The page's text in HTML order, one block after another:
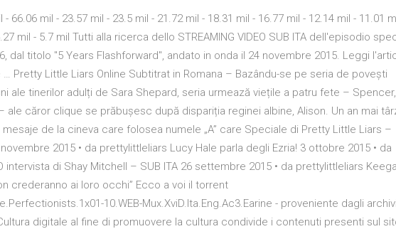
- 66.06 mil - 23.57 mil - 23.5 mil - 21.72 mil - 18.31 mil - 16.77 mil - 12.14 mil - 11.01
mil - 5.7 mil Tutti alla ricerca dello STREAMING VIDEO SUB ITA dell'episodio
dal titolo "5 Years Flashforward", andato in onda il 24 novembre 2015. Leggi
Pretty Little Liars Online Subtitrat in Romana – Bazându-se pe seria de povești
ale tinerilor adulți de Sara Shepard, seria urmează viețile a patru fete – Spencer,
ale căror clique se prăbușesc după dispariția reginei albine, Alison. Un an mai
de la cineva care folosea numele „A” care Speciale di Pretty Little Liars –
2015 • da prettylittleliars Lucy Hale parla degli Ezria! 3 ottobre 2015 • da
intervista di Shay Mitchell – SUB ITA 26 settembre 2015 • da prettylittleliars
crederanno ai loro occhi” Ecco a voi il torrent
10.WEB-Mux.XviD.Ita.Eng.Ac3.Earine - proveniente dagli
digitale al fine di promuovere la cultura condivide i contenuti presenti sul